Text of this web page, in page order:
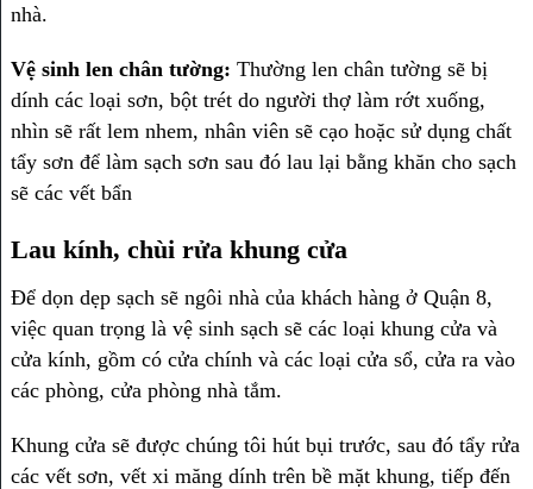
nhà.
Vệ sinh len chân tường: Thường len chân tường sẽ bị
dính các loại sơn, bột trét do người thợ làm rớt xuống,
nhìn sẽ rất lem nhem, nhân viên sẽ cạo hoặc sử dụng chất
tẩy sơn để làm sạch sơn sau đó lau lại bằng khăn cho sạch
sẽ các vết bẩn
Lau kính, chùi rửa khung cửa
Để dọn dẹp sạch sẽ ngôi nhà của khách hàng ở Quận 8,
việc quan trọng là vệ sinh sạch sẽ các loại khung cửa và
cửa kính, gồm có cửa chính và các loại cửa sổ, cửa ra vào
các phòng, cửa phòng nhà tắm.
Khung cửa sẽ được chúng tôi hút bụi trước, sau đó tẩy rửa
các vết sơn, vết xi măng dính trên bề mặt khung, tiếp đến